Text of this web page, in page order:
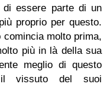
di essere parte di un
proprio per questo.
molto prima,
più in là della sua
meglio di questo
il vissuto del suoi